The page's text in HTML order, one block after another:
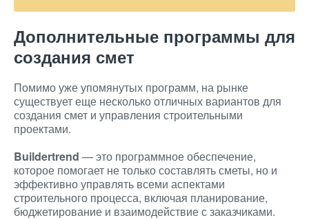
Дополнительные программы для
создания смет
Помимо уже упомянутых программ, на рынке
существует еще несколько отличных вариантов для
создания смет и управления строительными
проектами.
Buildertrend — это программное обеспечение,
которое помогает не только составлять сметы, но и
эффективно управлять всеми аспектами
строительного процесса, включая планирование,
бюджетирование и взаимодействие с заказчиками.